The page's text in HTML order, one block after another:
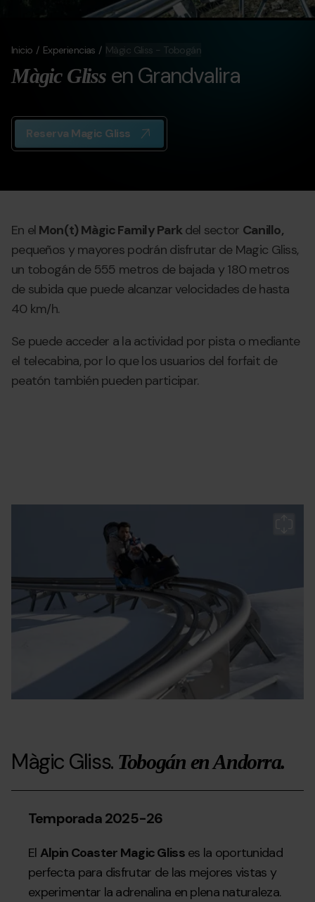
Inicio Experiencias Màgic Gliss - Tobogán
Màgic Gliss en Grandvalira
Reserva Magic Gliss
En el Mon(t) Màgic Family Parkdel sector Canillo,
pequeños y mayores podrán disfrutar de Magic Gliss,
un tobogán de 555 metros de bajada y 180 metros
de subida que puede alcanzar velocidades de hasta
40 km/h.
Se puede acceder a la actividad por pista o mediante
el telecabina, por lo que los usuarios del forfait de
peatón también pueden participar.
Màgic Gliss. Tobogán en Andorra.
Temporada 2025-26
El Alpin Coaster Magic Glisses la oportunidad
perfecta para disfrutar de las mejores vistas y
experimentar la adrenalina en plena naturaleza.